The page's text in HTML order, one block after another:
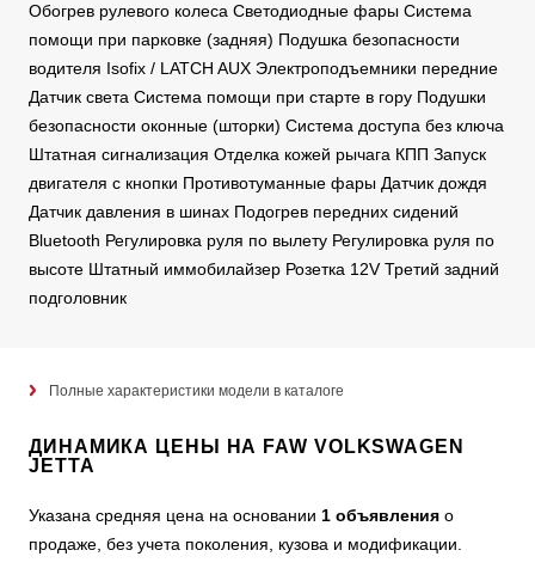
Обогрев рулевого колеса Светодиодные фары Система
помощи при парковке (задняя) Подушка безопасности
водителя Isofix / LATCH AUX Электроподъемники передние
Датчик света Система помощи при старте в гору Подушки
безопасности оконные (шторки) Система доступа без ключа
Штатная сигнализация Отделка кожей рычага КПП Запуск
двигателя с кнопки Противотуманные фары Датчик дождя
Датчик давления в шинах Подогрев передних сидений
Bluetooth Регулировка руля по вылету Регулировка руля по
высоте Штатный иммобилайзер Розетка 12V Третий задний
подголовник
Полные характеристики модели в каталоге
ДИНАМИКА ЦЕНЫ НА FAW VOLKSWAGEN
JETTA
Указана средняя цена на основании 1 объявления о
продаже, без учета поколения, кузова и модификации.